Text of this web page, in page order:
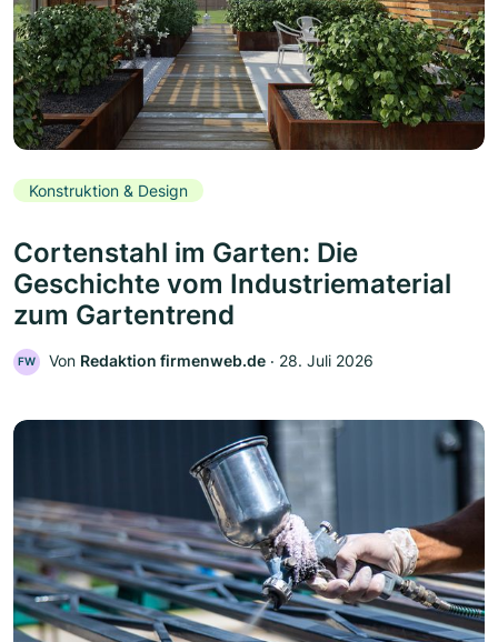
Konstruktion & Design
Cortenstahl im Garten: Die
Geschichte vom Industriematerial
zum Gartentrend
FW Von Redaktion firmenweb.de ‧ 28. Juli 2026